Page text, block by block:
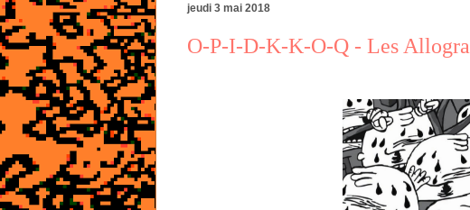
jeudi 3 mai 2018
O-P-I-D-K-K-O-Q - Les